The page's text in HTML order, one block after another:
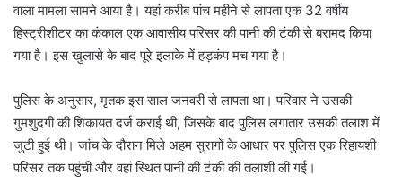
वाला मामला सामने आया है। यहां करीब पांच महीने से लापता एक 32 वर्षीय
हिस्ट्रीशीटर का कंकाल एक आवासीय परिसर की पानी की टंकी से बरामद किया
गया है। इस खुलासे के बाद पूरे इलाके में हड़कंप मच गया है।
पुलिस के अनुसार, मृतक इस साल जनवरी से लापता था। परिवार ने उसकी
गुमशुदगी की शिकायत दर्ज कराई थी, जिसके बाद पुलिस लगातार उसकी तलाश में
जुटी हुई थी। जांच के दौरान मिले अहम सुरागों के आधार पर पुलिस एक रिहायशी
परिसर तक पहुंची और वहां स्थित पानी की टंकी की तलाशी ली गई।